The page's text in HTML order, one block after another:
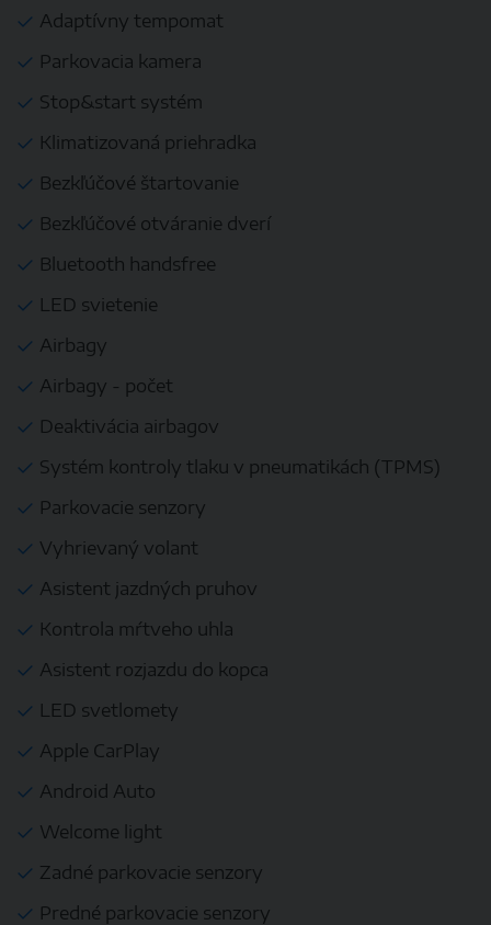
Adaptívny tempomat
Parkovacia kamera
Stop&start systém
Klimatizovaná priehradka
Bezkľúčové štartovanie
Bezkľúčové otváranie dverí
Bluetooth handsfree
LED svietenie
Airbagy
Airbagy - počet
Deaktivácia airbagov
Systém kontroly tlaku v pneumatikách (TPMS)
Parkovacie senzory
Vyhrievaný volant
Asistent jazdných pruhov
Kontrola mŕtveho uhla
Asistent rozjazdu do kopca
LED svetlomety
Apple CarPlay
Android Auto
Welcome light
Zadné parkovacie senzory
Predné parkovacie senzory